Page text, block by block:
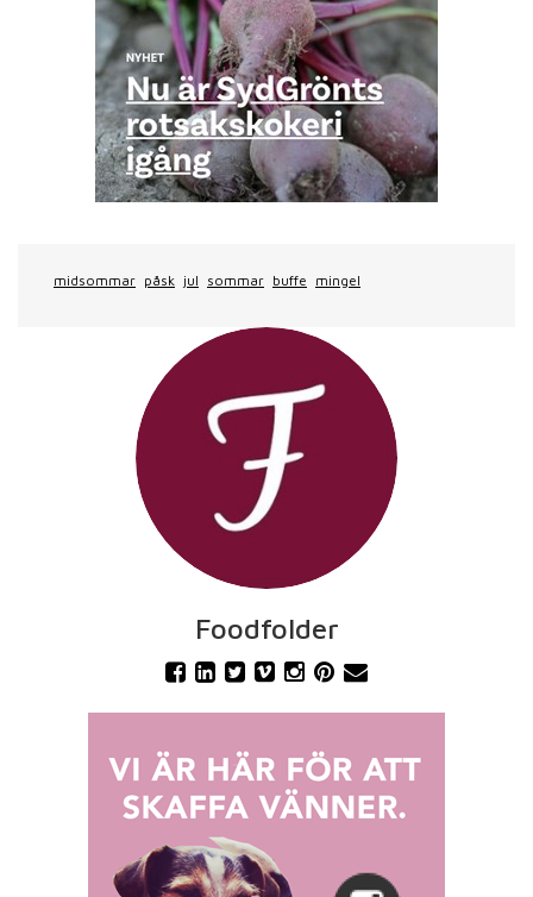
midsommar påsk jul sommar buffe mingel
Foodfolder